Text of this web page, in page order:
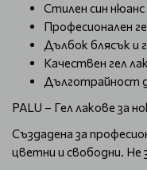
Стилен син
Професионален
Дълбок блясък и
Качествен гел
Дълготрайност
PALU – Гел лакове за
Създадена за
цветни и свободни. Не